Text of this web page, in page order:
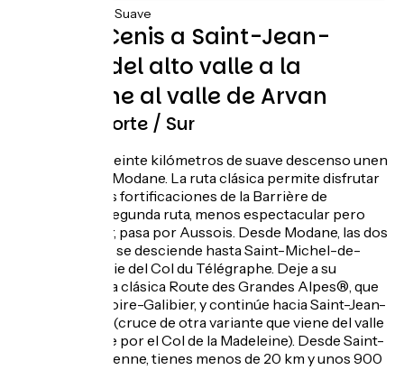
(100%) Suave
Del Val-Cenis a Saint-Jean-
d'Arves, del alto valle a la
Maurienne al valle de Arvan
Itinerario Norte / Sur
Unos buenos veinte kilómetros de suave descenso unen
Val-Cenis con Modane. La ruta clásica permite disfrutar
de la vista de las fortificaciones de la Barrière de
l'Esseillon. La segunda ruta, menos espectacular pero
menos popular, pasa por Aussois. Desde Modane, las dos
rutas se unen y se desciende hasta Saint-Michel-de-
Maurienne, al pie del Col du Télégraphe. Deje a su
izquierda la ruta clásica Route des Grandes Alpes®, que
conduce a Valloire-Galibier, y continúe hacia Saint-Jean-
de-Maurienne (cruce de otra variante que viene del valle
de la Tarentaise por el Col de la Madeleine). Desde Saint-
Jean-de-Maurienne, tienes menos de 20 km y unos 900